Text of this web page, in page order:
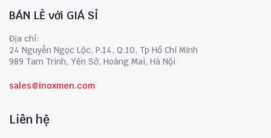
BÁN LẺ với GIÁ SỈ
Địa chỉ:
24 Nguyễn Ngọc Lộc, P.14, Q.10, Tp Hồ Chí Minh
989 Tam Trinh, Yên Sở, Hoàng Mai, Hà Nội
sales@inoxmen.com
Liên hệ